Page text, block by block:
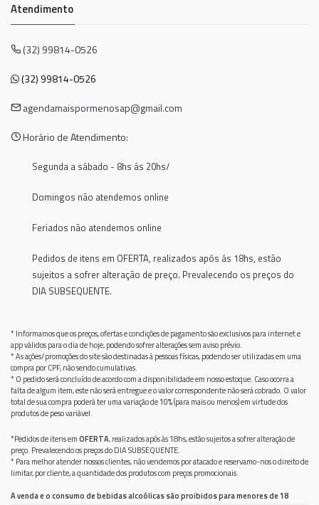
Atendimento
(32) 99814-0526
(32) 99814-0526
agendamaispormenosap@gmail.com
Horário de Atendimento:
Segunda a sábado - 8hs ás 20hs/
Domingos não atendemos online
Feriados não atendemos online
Pedidos de itens em OFERTA, realizados após ás 18hs, estão
sujeitos a sofrer alteração de preço. Prevalecendo os preços do
DIA SUBSEQUENTE.
* Informamos que os preços, ofertas e condições de pagamento são exclusivos para internet e
app válidos para o dia de hoje, podendo sofrer alterações sem aviso prévio.
* As ações/promoções do site são destinadas à pessoas físicas, podendo ser utilizadas em uma
compra por CPF, não sendo cumulativas.
* O pedido será concluído de acordo com a disponibilidade em nosso estoque. Caso ocorra a
falta de algum item, este não será entregue e o valor correspondente não será cobrado. O valor
total de sua compra poderá ter uma variação de 10% (para mais ou menos) em virtude dos
produtos de peso variável.
*Pedidos de itens emOFERTA, realizados após ás 18hs, estão sujeitos a sofrer alteração de
preço. Prevalecendo os preços do DIA SUBSEQUENTE.
* Para melhor atender nossos clientes, não vendemos por atacado e reservamo-nos o direito de
limitar, por cliente, a quantidade dos produtos com preços promocionais.
A venda e o consumo de bebidas alcoólicas são proibidos para menores de 18